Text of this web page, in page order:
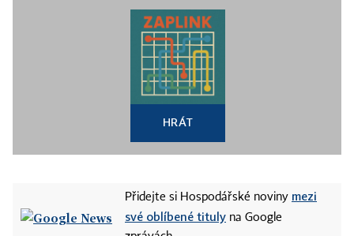
- NS verdikt potvrdil.
HRÁT
Přidejte si Hospodářské noviny mezi
své oblíbené tituly na Google